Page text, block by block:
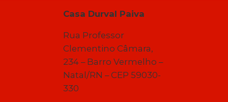
Casa Durval Paiva
Rua Professor
Clementino Câmara,
234 – Barro Vermelho –
Natal/RN – CEP 59030-
330